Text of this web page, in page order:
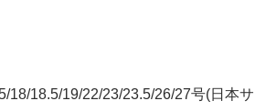
18.5/19/22/23/23.5/26/27号(日本